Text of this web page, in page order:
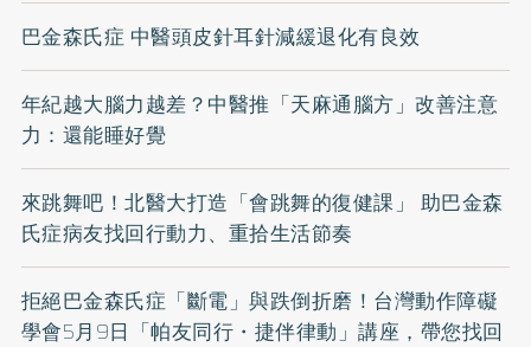
巴金森氏症 中醫頭皮針耳針減緩退化有良效
年紀越大腦力越差？中醫推「天麻通腦方」改善注意
力：還能睡好覺
來跳舞吧！北醫大打造「會跳舞的復健課」 助巴金森
氏症病友找回行動力、重拾生活節奏
拒絕巴金森氏症「斷電」與跌倒折磨！台灣動作障礙
學會5月9日「帕友同行・捷伴律動」講座，帶您找回